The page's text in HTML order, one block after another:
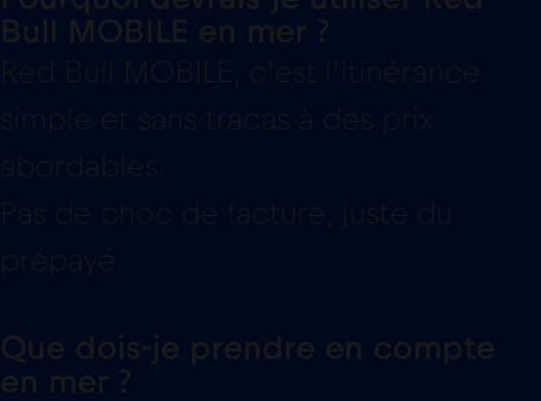
Bull MOBILE en mer ?
Red Bull MOBILE, c’est l’itinérance
simple et sans tracas à des prix
abordables.
Pas de choc de facture, juste du
prépayé.
Que dois-je prendre en compte
en mer ?